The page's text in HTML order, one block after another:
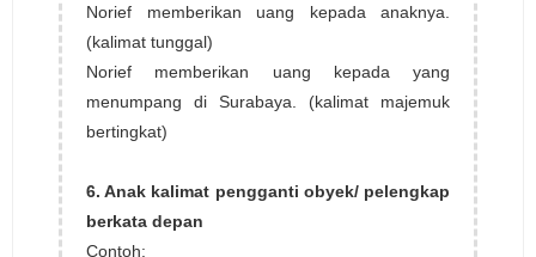
Norief memberikan uang kepada anaknya.
(kalimat tunggal)
Norief memberikan uang kepada yang
menumpang di Surabaya. (kalimat majemuk
bertingkat)
6. Anak kalimat pengganti obyek/ pelengkap
berkata depan
Contoh: